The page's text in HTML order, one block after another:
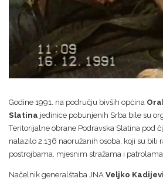
Godine 1991. na području bivših općina
Slatina jedinice pobunjenih Srba bile su
Teritorijalne obrane Podravska Slatina pod
nalazilo 2.136 naoružanih osoba, koji su bili
postrojbama, mjesnim stražama i patrolama.
Načelnik generalštaba JNA Veljko